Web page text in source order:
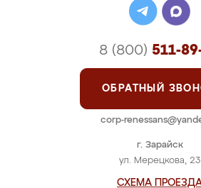
г. Зарайск
ул. Мерецкова, 23
СХЕМА
8 (800) 511-
ОБРАТНЫЙ
corp-